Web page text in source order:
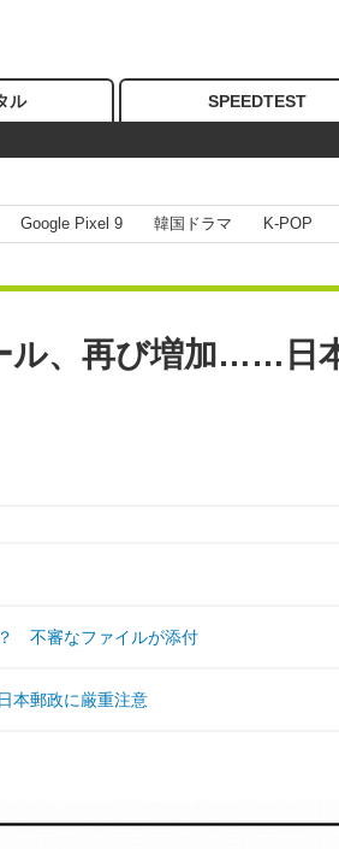
ル SPEEDTEST
Google Pixel 9 韓国ドラマ K-POP
ル、再び増加……日
不審なファイルが添付
本郵政に厳重注意